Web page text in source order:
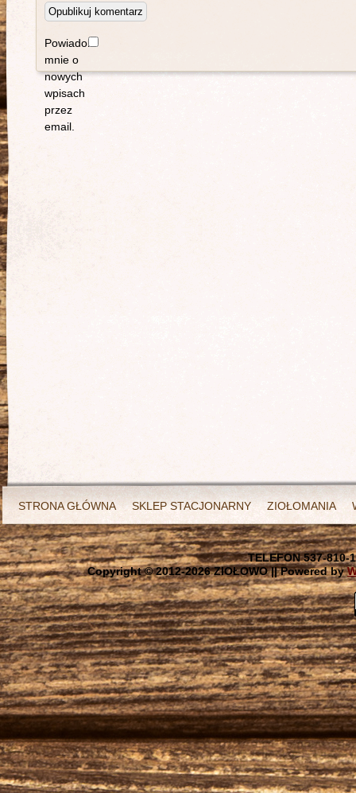
Powiadom
mnie o
nowych
wpisach
przez
email.
STRONA GŁÓWNA SKLEP STACJONARNY ZIOŁOMANIA
TELEFON 537-810-
Copyright © 2012-2026 ZIOŁOWO || Powered by